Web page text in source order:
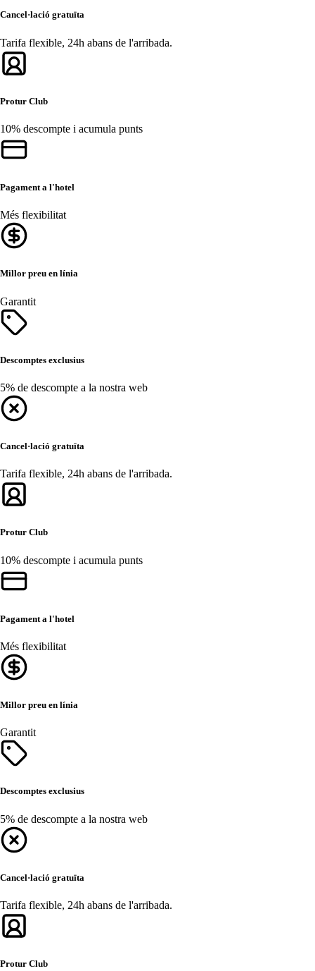
Cancel·lació gratuïta
Tarifa flexible, 24h abans de l'arribada.
Protur Club
10% descompte i acumula punts
Pagament a l'hotel
Més flexibilitat
Millor preu en línia
Garantit
Descomptes exclusius
5% de descompte a la nostra web
Cancel·lació gratuïta
Tarifa flexible, 24h abans de l'arribada.
Protur Club
10% descompte i acumula punts
Pagament a l'hotel
Més flexibilitat
Millor preu en línia
Garantit
Descomptes exclusius
5% de descompte a la nostra web
Cancel·lació gratuïta
Tarifa flexible, 24h abans de l'arribada.
Protur Club